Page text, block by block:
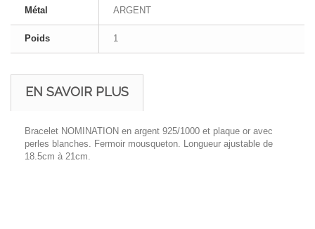
Métal ARGENT
Poids 1
EN SAVOIR PLUS
Bracelet NOMINATION en argent 925/1000 et plaque or avec
perles blanches. Fermoir mousqueton. Longueur ajustable de
18.5cm à 21cm.